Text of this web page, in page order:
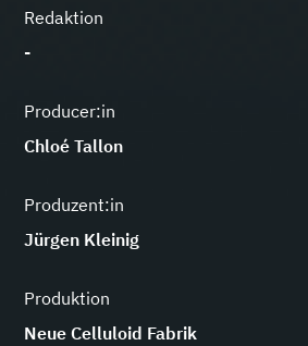
Redaktion
-
Producer:in
Chloé Tallon
Produzent:in
Jürgen Kleinig
Produktion
Neue Celluloid Fabrik